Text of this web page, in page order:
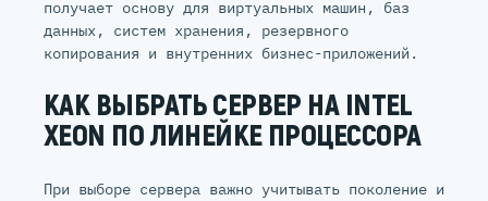
получает основу для виртуальных машин, баз
данных, систем хранения, резервного
копирования и внутренних бизнес-приложений.
КАК ВЫБРАТЬ СЕРВЕР НА INTEL
XEON ПО ЛИНЕЙКЕ ПРОЦЕССОРА
При выборе сервера важно учитывать поколение и